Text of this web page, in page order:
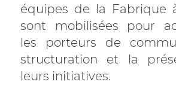
équipes de la Fabrique
sont mobilisées pour
les porteurs de
structuration et la
leurs initiatives.